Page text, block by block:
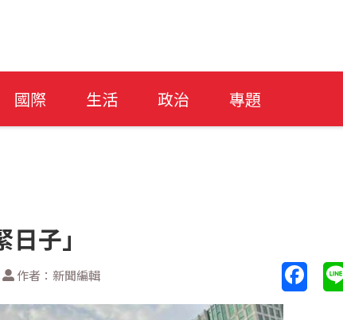
國際 生活 政治 專題
子」
作者：新聞編輯